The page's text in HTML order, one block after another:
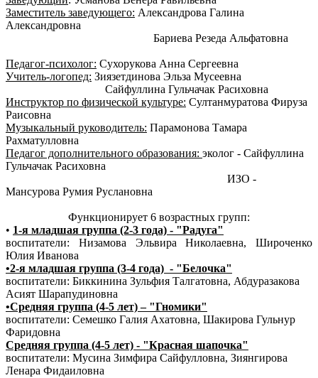
Заместитель заведующего: Александрова Галина
Александровна
Бариева Резеда Альфатовна
Педагог-психолог: Сухорукова Анна Сергеевна
Учитель-логопед: Зиязетдинова Эльза Мусеевна
Сайфуллина Гульчачак Расиховна
Инструктор по физической культуре: Султанмуратова Фируза
Раисовна
Музыкальный руководитель: Парамонова Тамара
Рахматулловна
Педагог дополнительного образования: эколог - Сайфуллина
Гульчачак Расиховна
ИЗО -
Мансурова Румия Руслановна
Функционирует 6 возрастных групп:
• 1-я младшая группа (2-3 года) - "Радуга"
воспитатели: Низамова Эльвира Николаевна, Широченко
Юлия Иванова
•2-я младшая группа (3-4 года) - "Белочка"
воспитатели: Биккинина Зульфия Талгатовна, Абдуразакова
Асият Шарапудиновна
•Средняя группа (4-5 лет) – "Гномики"
воспитатели: Семешко Галия Ахатовна, Шакирова Гульнур
Фаридовна
Средняя группа (4-5 лет) - "Красная шапочка"
воспитатели: Мусина Зимфира Сайфулловна, Зиянгирова
Ленара Фидаиловна